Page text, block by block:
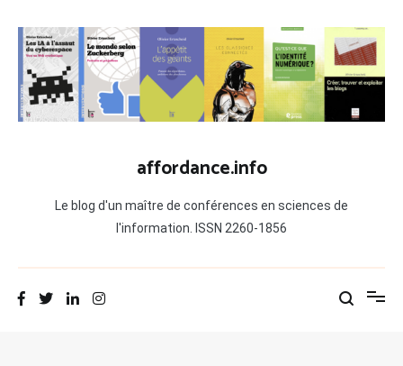
contenu
affordance.info
Le blog d'un maître de conférences en sciences de
l'information. ISSN 2260-1856